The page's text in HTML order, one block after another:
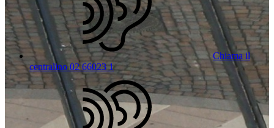
Chiama il
centralino 02 66023 1